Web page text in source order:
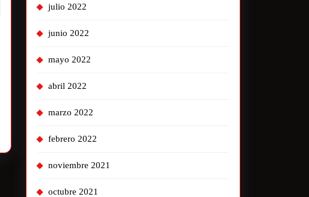
julio 2022
junio 2022
mayo 2022
abril 2022
marzo 2022
febrero 2022
noviembre 2021
octubre 2021